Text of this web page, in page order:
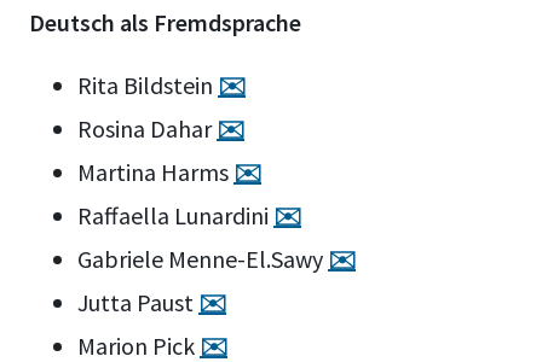
Deutsch als Fremdsprache
Rita Bildstein ✉️
Rosina Dahar ✉️
Martina Harms ✉️
Raffaella Lunardini ✉️
Gabriele Menne-El.Sawy ✉️
Jutta Paust ✉️
Marion Pick ✉️